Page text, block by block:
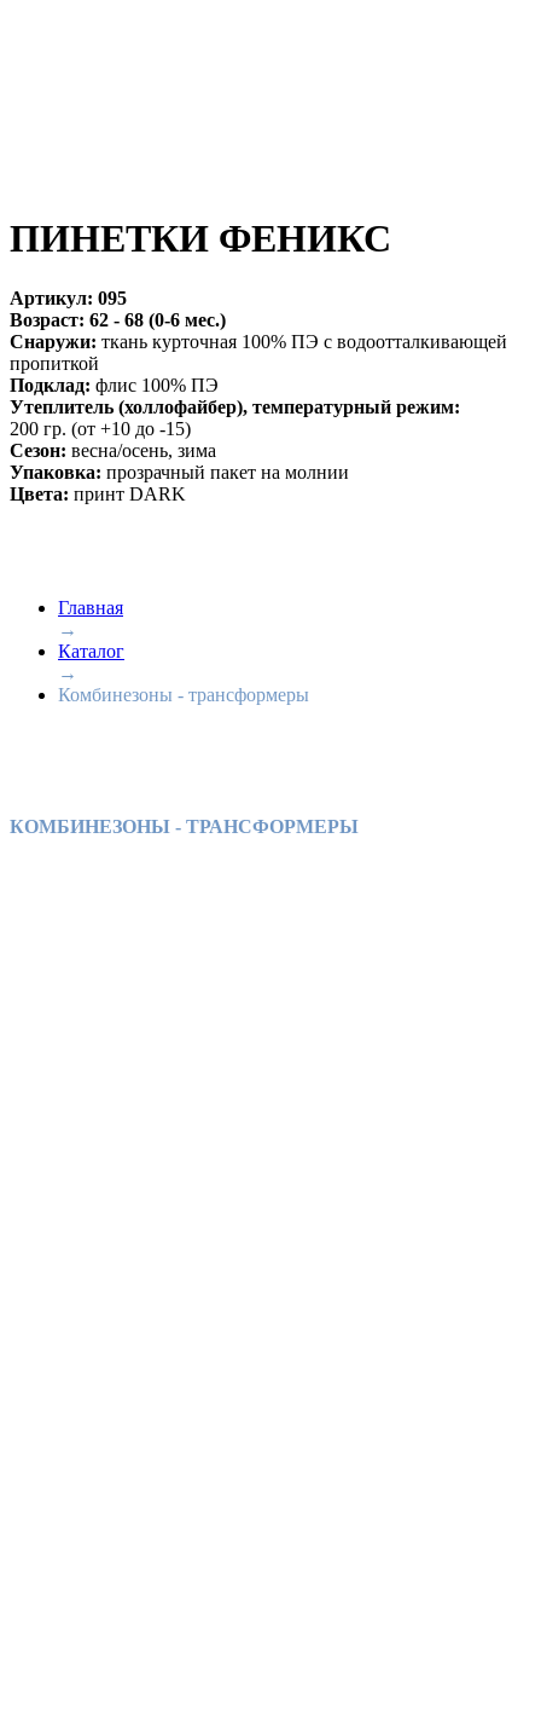
ПИНЕТКИ ФЕНИКС
Артикул: 095
Возраст: 62 - 68 (0-6 мес.)
Снаружи: ткань курточная 100% ПЭ с водоотталкивающей
пропиткой
Подклад: флис 100% ПЭ
Утеплитель (холлофайбер), температурный режим:
200 гр. (от +10 до -15)
Сезон: весна/осень, зима
Упаковка: прозрачный пакет на молнии
Цвета: принт DARK
Главная
→
Каталог
→
Комбинезоны - трансформеры
КОМБИНЕЗОНЫ - ТРАНСФОРМЕРЫ